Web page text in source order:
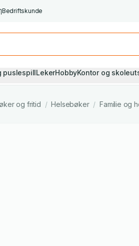
Bedriftskunde
puslespillLekerHobbyKontor og
og fritid / Helsebøker / Familie og